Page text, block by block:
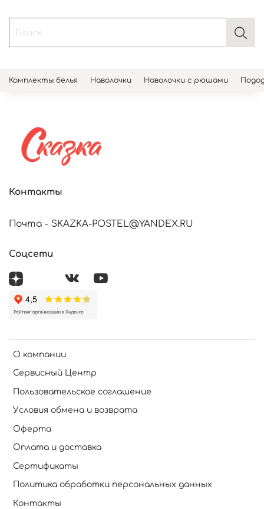
Комплекты белья Наволочки Наволочки с рюшами
О компании
Сервисный Центр
Пользовательское соглашение
Условия обмена и возврата
Оферта
Оплата и доставка
Сертификаты
Политика обработки персональных данных
Контакты
Контакты
Почта - SKAZKA-POSTEL@YANDEX.RU
Соцсети